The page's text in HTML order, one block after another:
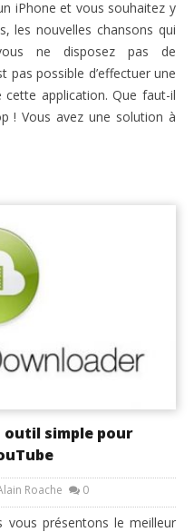
iPhone et vous souhaitez y
les nouvelles chansons qui
ne disposez pas de
pas possible d’effectuer une
application. Que faut-il
! Vous avez une solution à
outil simple pour
Roache 0
vous présentons le meilleur